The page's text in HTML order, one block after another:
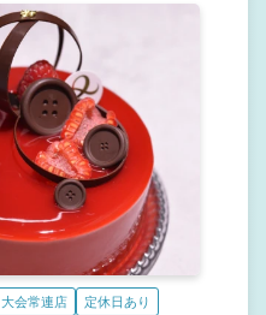
大会常連店 定休日あり